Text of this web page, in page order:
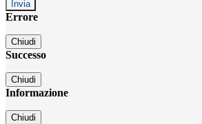
Errore
Chiudi
Successo
Chiudi
Informazione
Chiudi